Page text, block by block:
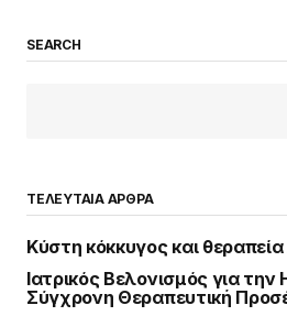
SEARCH
ΤΕΛΕΥΤΑΙΑ ΑΡΘΡΑ
Κύστη κόκκυγος και θεραπεία
Ιατρικός Βελονισμός για την
Σύγχρονη Θεραπευτική